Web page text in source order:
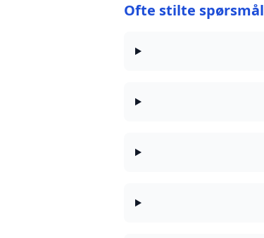
Ofte stilte spørsmål